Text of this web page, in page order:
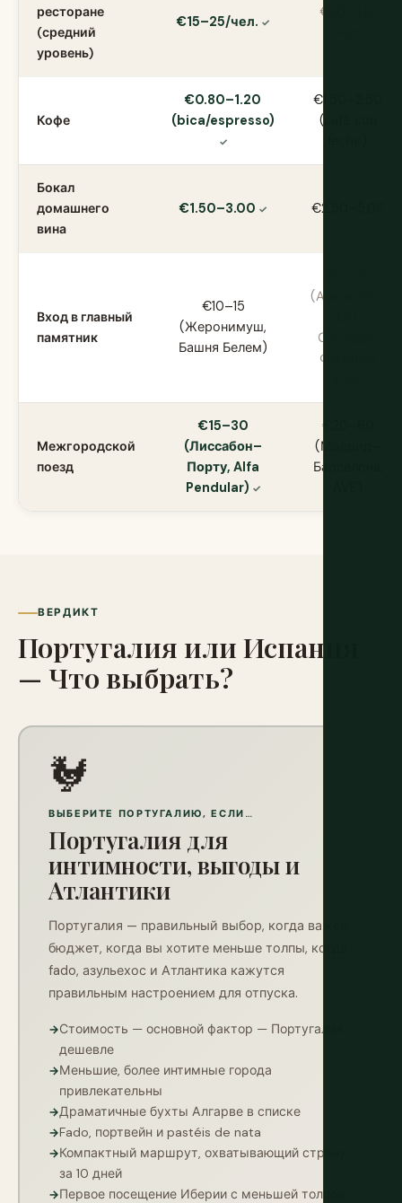
ресторане
(средний
уровень)
€15–25/чел.
€20–40/
Кофе
€0.80–1.20
(bica/espresso)
€1.50–2.50
(café con
Бокал
домашнего
вина
€1.50–3.00 €2.50–5.00
Вход в главный
памятник
€10–15
(Жеронимуш,
Башня Белем)
(Альгамбра
Саграда-
Фамилия
Межгородской
поезд
€15–30
(Лиссабон–
Порту, Alfa
Pendular)
€20–60
(Мадрид–
Барселона,
ВЕРДИКТ
Португалия или Испания
— Что выбрать?
🐓
ВЫБЕРИТЕ ПОРТУГАЛИЮ, ЕСЛИ…
Португалия для
интимности, выгоды и
Атлантики
Португалия — правильный выбор, когда важен
бюджет, когда вы хотите меньше толпы, когда
fado, азульехос и Атлантика кажутся
правильным настроением для отпуска.
Стоимость — основной фактор — Португалия
дешевле
Меньшие, более интимные города
привлекательны
Драматичные бухты Алгарве в списке
Fado, портвейн и pastéis de nata
Компактный маршрут, охватывающий страну
за 10 дней
Первое посещение Иберии с меньшей толпой